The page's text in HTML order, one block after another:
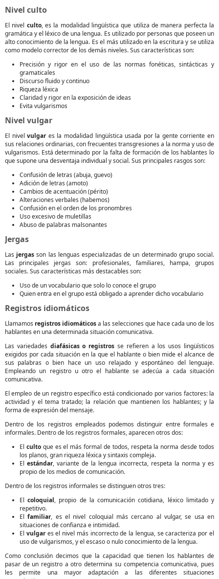
Nivel culto
El nivel culto, es la modalidad lingüística que utiliza de manera perfecta la
gramática y el léxico de una lengua. Es utilizado por personas que poseen un
alto conocimiento de la lengua. Es el más utilizado en la escritura y se utiliza
como modelo corrector de los demás niveles. Sus características son:
Precisión y rigor en el uso de las normas fonéticas, sintácticas y
gramaticales
Discurso fluido y continuo
Riqueza léxica
Claridad y rigor en la exposición de ideas
Evita vulgarismos
Nivel vulgar
El nivelvulgares la modalidad lingüística usada por la gente corriente en
sus relaciones ordinarias, con frecuentes transgresiones a la norma y uso de
vulgarismos. Está determinado por la falta de formación de los hablantes lo
que supone una desventaja individual y social. Sus principales rasgos son:
Confusión de letras (abuja, guevo)
Adición de letras (amoto)
Cambios de acentuación (périto)
Alteraciones verbales (habemos)
Confusión en el orden de los pronombres
Uso excesivo de muletillas
Abuso de palabras malsonantes
Jergas
Las jergas son las lenguas especializadas de un determinado grupo social.
Las principales jergas son: profesionales, familiares, hampa, grupos
sociales. Sus características más destacables son:
Uso de un vocabulario que solo lo conoce el grupo
Quien entra en el grupo está obligado a aprender dicho vocabulario
Registros idiomáticos
Llamamos registros idiomáticosa las selecciones que hace cada uno de los
hablantes en una determinada situación comunicativa.
Las variedades diafásicas o registros se refieren a los usos lingüísticos
exigidos por cada situación en la que el hablante o bien mide el alcance de
sus palabras o bien hace un uso relajado y espontáneo del lenguaje.
Empleando un registro u otro el hablante se adecúa a cada situación
comunicativa.
El empleo de un registro específico está condicionado por varios factores: la
actividad y el tema tratado; la relación que mantienen los hablantes; y la
forma de expresión del mensaje.
Dentro de los registros empleados podemos distinguir entre formales e
informales. Dentro de los registros formales, aparecen otros dos:
El cultoque es el más formal de todos, respeta la norma desde todos
los planos, gran riqueza léxica y sintaxis compleja.
El estándar, variante de la lengua incorrecta, respeta la norma y es
propio de los medios de comunicación.
Dentro de los registros informales se distinguen otros tres:
Elcoloquial, propio de la comunicación cotidiana, léxico limitado y
repetitivo.
Elfamiliar, es el nivel coloquial más cercano al vulgar, se usa en
situaciones de confianza e intimidad.
El vulgares el nivel más incorrecto de la lengua, se caracteriza por el
uso de vulgarismos, y el escaso o nulo conocimiento de la lengua.
Como conclusión decimos que la capacidad que tienen los hablantes de
pasar de un registro a otro determina su competencia comunicativa, pues
les permite una mayor adaptación a las diferentes situaciones